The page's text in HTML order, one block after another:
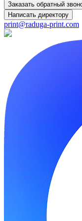
Заказать обратный
Написать директору
print@raduga-print.com